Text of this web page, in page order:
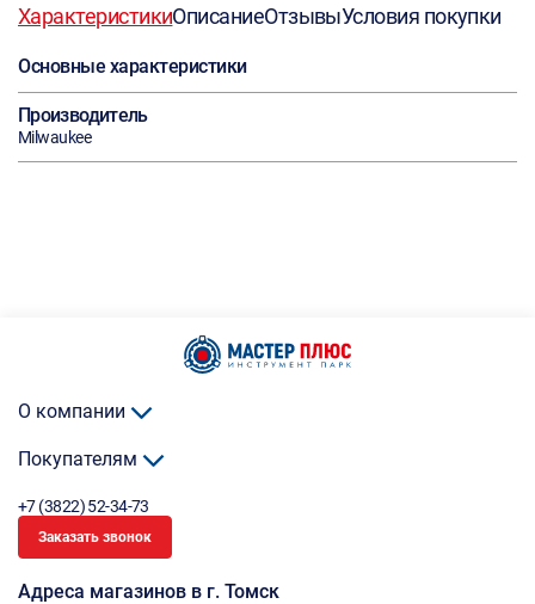
ХарактеристикиОписаниеОтзывыУсловия покупки
Основные характеристики
Производитель
Milwaukee
О компании
Покупателям
+7 (3822) 52-34-73
Заказать звонок
Адреса магазинов в г. Томск